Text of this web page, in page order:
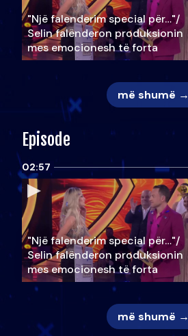
"Një falenderim special për…"/
Selin falënderon produksionin
mes emocionesh të forta
më shumë →
Episode
02:57
"Një falenderim special për…"/
Selin falënderon produksionin
mes emocionesh të forta
më shumë →